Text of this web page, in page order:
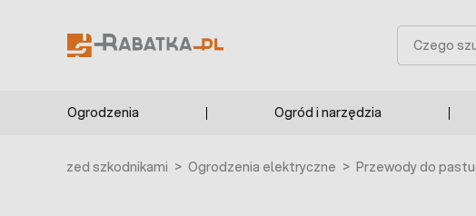
Szukaj
Ogrodzenia Ogród i narzędzia
Ochrona przed szkodnikami > Ogrodzenia elektryczne > Przewody do